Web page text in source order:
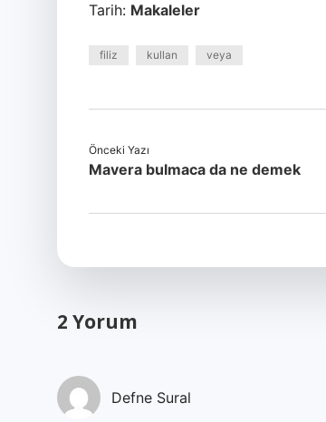
Tarih: Makaleler
filiz kullan veya
Önceki Yazı
Mavera bulmaca da ne demek
2 Yorum
Defne Sural